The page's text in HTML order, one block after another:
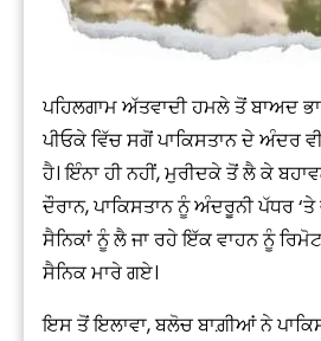
ਪਹਿਲਗਾਮ ਅੱਤਵਾਦੀ ਹਮਲੇ ਤੋਂ ਬਾਅਦ
ਪੀਓਕੇ ਵਿੱਚ ਸਗੋਂ ਪਾਕਿਸਤਾਨ ਦੇ ਅੰਦਰ
ਹੈ। ਇੰਨਾ ਹੀ ਨਹੀਂ, ਮੁਰੀਦਕੇ ਤੋਂ ਲੈ ਕੇ
ਦੌਰਾਨ, ਪਾਕਿਸਤਾਨ ਨੂੰ ਅੰਦਰੂਨੀ ਪੱਧਰ
ਸੈਨਿਕਾਂ ਨੂੰ ਲੈ ਜਾ ਰਹੇ ਇੱਕ ਵਾਹਨ ਨੂੰ
ਸੈਨਿਕ ਮਾਰੇ ਗਏ।
ਇਸ ਤੋਂ ਇਲਾਵਾ, ਬਲੋਚ ਬਾਗ਼ੀਆਂ ਨੇ